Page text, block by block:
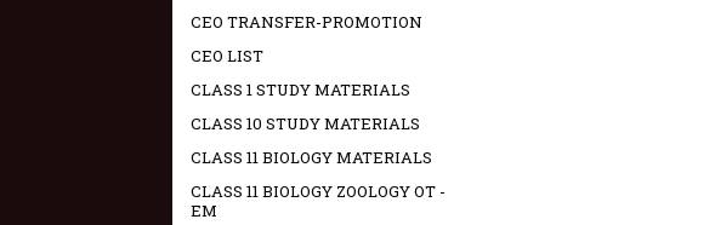
CEO TRANSFER-PROMOTION
CEO LIST
CLASS 1 STUDY MATERIALS
CLASS 10 STUDY MATERIALS
CLASS 11 BIOLOGY MATERIALS
CLASS 11 BIOLOGY ZOOLOGY OT -
EM